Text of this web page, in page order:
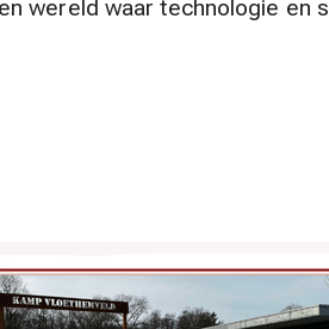
wereld waar technologie en